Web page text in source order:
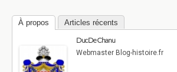
À propos
Articles récents
Duc De Chanu
Webmaster Blog-histoire.fr